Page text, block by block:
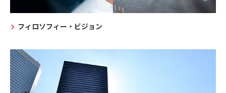
フィロソフィー・ビジョン